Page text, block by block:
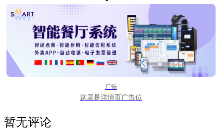
广告
这里是详情页广告位
暂无评论